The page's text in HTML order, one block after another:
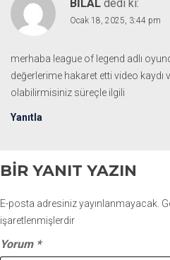
BILAL dedi ki:
Ocak 18, 2025, 3:44 pm
merhaba league of legend adlı
değerlerime hakaret etti video kaydı
olabilirmisiniz süreçle ilgili
Yanıtla
BIR YANIT YAZIN
E-posta adresiniz yayınlanmayacak.
işaretlenmişlerdir
Yorum *